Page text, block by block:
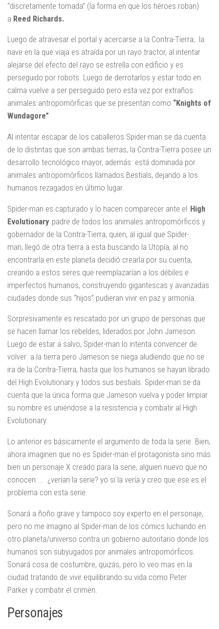
“discretamente tomada” (la forma en que los héroes roban)
a Reed Richards.
Luego de atravesar el portal y acercarse a la Contra-Tierra, la
nave en la que viaja es atraída por un rayo tractor, al intentar
alejarse del efecto del rayo se estrella con edificio y es
perseguido por robots. Luego de derrotarlos y estar todo en
calma vuelve a ser perseguido pero esta vez por extraños
animales antropomórficas que se presentan como “Knights of
Wundagore”
Al intentar escapar de los caballeros Spider-man se da cuenta
de lo distintas que son ambas tierras, la Contra-Tierra posee un
desarrollo tecnológico mayor, además está dominada por
animales antropomórficos llamados Bestials, dejando a los
humanos rezagados en último lugar.
Spider-man es capturado y lo hacen comparecer ante el High
Evolutionary padre de todos los animales antropomórficos y
gobernador de la Contra-Tierra, quien, al igual que Spider-
man, llegó de otra tierra a esta buscando la Utopía, al no
encontrarla en este planeta decidió crearla por su cuenta,
creando a estos seres que reemplazarían a los débiles e
imperfectos humanos, construyendo gigantescas y avanzadas
ciudades donde sus “hijos” pudieran vivir en paz y armonía.
Sorpresivamente es rescatado por un grupo de personas que
se hacen llamar los rebeldes, liderados por John Jameson.
Luego de estar a salvo, Spider-man lo intenta convencer de
volver a la tierra pero Jameson se niega aludiendo que no se
ira de la Contra-Tierra, hasta que los humanos se hayan librado
del High Evolutionary y todos sus bestials. Spider-man se da
cuenta que la única forma que Jameson vuelva y poder limpiar
su nombre es uniéndose a la resistencia y combatir al High
Evolutionary.
Lo anterior es básicamente el argumento de toda la serie. Bien,
ahora imaginen que no es Spider-man el protagonista sino más
bien un personaje X creado para la serie, alguien nuevo que no
conocen.... ¿verían la serie? yo sí la vería y creo que ese es el
problema con esta serie.
Sonará a ñoño grave y tampoco soy experto en el personaje,
pero no me imagino al Spider-man de los cómics luchando en
otro planeta/universo contra un gobierno autoritario donde los
humanos son subyugados por animales antropomórficos.
Sonará cosa de costumbre, quizás, pero lo veo mas en la
ciudad tratando de vivir equilibrando su vida como Peter
Parker y combatir el crimen.
Personajes